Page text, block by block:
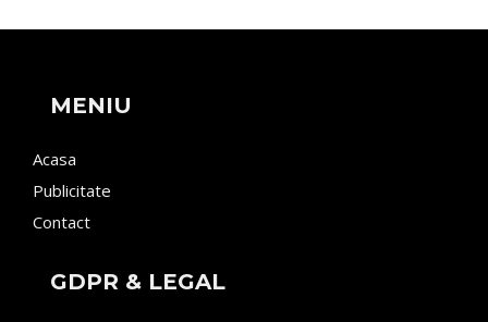
MENIU
Acasa
Publicitate
Contact
GDPR & LEGAL